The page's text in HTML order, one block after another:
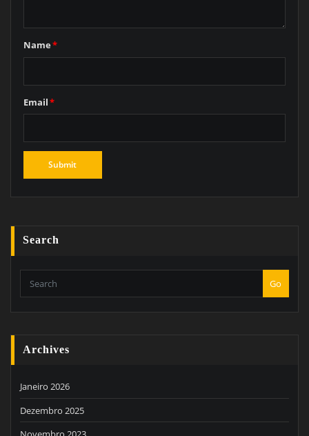
Name*
Email*
Search
Go
Archives
Janeiro 2026
Dezembro 2025